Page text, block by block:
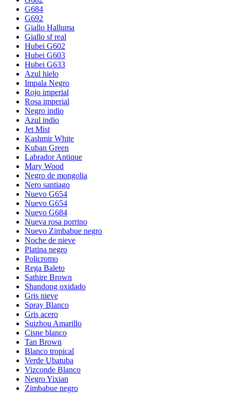
G684
G692
Giallo Halluma
Giallo sf real
Hubei G602
Hubei G603
Hubei G633
Azul hielo
Impala Negro
Rojo imperial
Rosa imperial
Negro indio
Azul indio
Jet Mist
Kashmir White
Kuban Green
Labrador Antique
Mary Wood
Negro de mongolia
Nero santiago
Nuevo G654
Nuevo G654
Nuevo G684
Nueva rosa porrino
Nuevo Zimbabue negro
Noche de nieve
Platina negro
Policromo
Rega Baleto
Sathire Brown
Shandong oxidado
Gris nieve
Spray Blanco
Gris acero
Suizhou Amarillo
Cisne blanco
Tan Brown
Blanco tropical
Verde Ubatuba
Vizconde Blanco
Negro Yixian
Zimbabue negro